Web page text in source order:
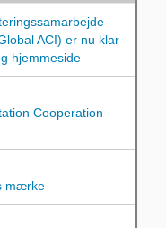
ACI) er nu klar
hjemmeside
Cooperation
mærke